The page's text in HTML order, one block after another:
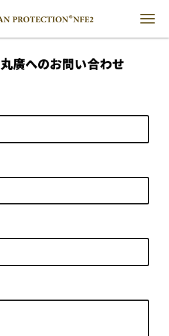
廣へのお問い合わせ